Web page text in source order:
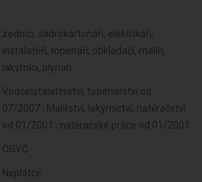
zedníci, sádrokartonáři, elektrikáři,
instalatéři, topenáři, obkladači, malíři,
lakýrníci, plynaři
Vodoinstalatérství, topenářství od
07/2007 , Malířství, lakýrnictví, natěračství
od 01/2001 , natěračské práce od 01/2001
OSVČ
Neplátce